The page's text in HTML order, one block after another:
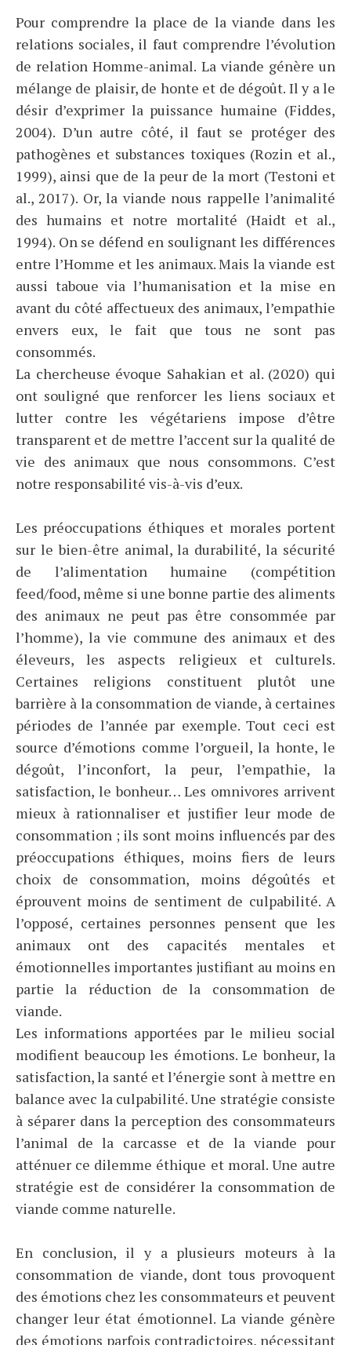
Pour comprendre la place de la viande dans les
relations sociales, il faut comprendre l’évolution
de relation Homme-animal. La viande génère un
mélange de plaisir, de honte et de dégoût. Il y a le
désir d’exprimer la puissance humaine (Fiddes,
2004). D’un autre côté, il faut se protéger des
pathogènes et substances toxiques (Rozin et al.,
1999), ainsi que de la peur de la mort (Testoni et
al., 2017). Or, la viande nous rappelle l’animalité
des humains et notre mortalité (Haidt et al.,
1994). On se défend en soulignant les différences
entre l’Homme et les animaux. Mais la viande est
aussi taboue via l’humanisation et la mise en
avant du côté affectueux des animaux, l’empathie
envers eux, le fait que tous ne sont pas
consommés.
La chercheuse évoque Sahakian et al. (2020) qui
ont souligné que renforcer les liens sociaux et
lutter contre les végétariens impose d’être
transparent et de mettre l’accent sur la qualité de
vie des animaux que nous consommons. C’est
notre responsabilité vis-à-vis d’eux.
Les préoccupations éthiques et morales portent
sur le bien-être animal, la durabilité, la sécurité
de l’alimentation humaine (compétition
feed/food, même si une bonne partie des aliments
des animaux ne peut pas être consommée par
l’homme), la vie commune des animaux et des
éleveurs, les aspects religieux et culturels.
Certaines religions constituent plutôt une
barrière à la consommation de viande, à certaines
périodes de l’année par exemple. Tout ceci est
source d’émotions comme l’orgueil, la honte, le
dégoût, l’inconfort, la peur, l’empathie, la
satisfaction, le bonheur… Les omnivores arrivent
mieux à rationnaliser et justifier leur mode de
consommation ; ils sont moins influencés par des
préoccupations éthiques, moins fiers de leurs
choix de consommation, moins dégoûtés et
éprouvent moins de sentiment de culpabilité. A
l’opposé, certaines personnes pensent que les
animaux ont des capacités mentales et
émotionnelles importantes justifiant au moins en
partie la réduction de la consommation de
viande.
Les informations apportées par le milieu social
modifient beaucoup les émotions. Le bonheur, la
satisfaction, la santé et l’énergie sont à mettre en
balance avec la culpabilité. Une stratégie consiste
à séparer dans la perception des consommateurs
l’animal de la carcasse et de la viande pour
atténuer ce dilemme éthique et moral. Une autre
stratégie est de considérer la consommation de
viande comme naturelle.
En conclusion, il y a plusieurs moteurs à la
consommation de viande, dont tous provoquent
des émotions chez les consommateurs et peuvent
changer leur état émotionnel. La viande génère
des émotions parfois contradictoires, nécessitant